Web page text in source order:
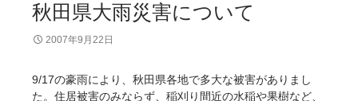
秋田県大雨災害について
2007年9月22日
9/17の豪雨により、秋田県各地で多大な被害がありまし
た。住居被害のみならず、稲刈り間近の水稲や果樹など、